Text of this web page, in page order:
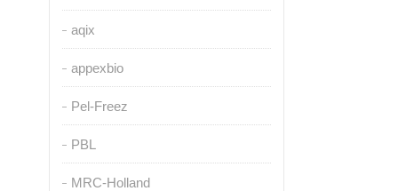
aqix
appexbio
Pel-Freez
PBL
MRC-Holland